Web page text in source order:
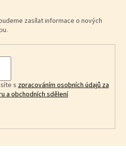
zasílat informace o nových
s zpracováním osobních údajů za
a obchodních sdělení